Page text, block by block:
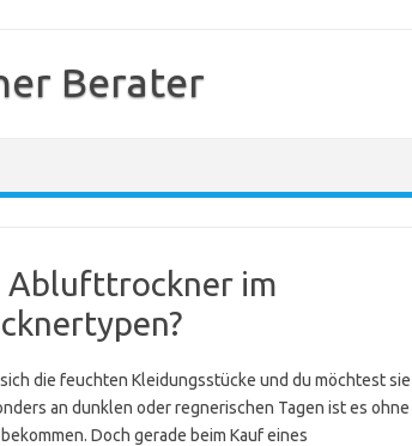
Berater
Ablufttrockner im
die feuchten Kleidungsstücke und du möchtest sie
an dunklen oder regnerischen Tagen ist es ohne
Doch gerade beim Kauf eines